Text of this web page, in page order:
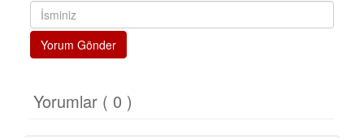
Yorum Gönder
Yorumlar ( 0 )